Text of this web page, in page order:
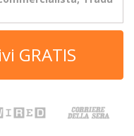
GRATIS